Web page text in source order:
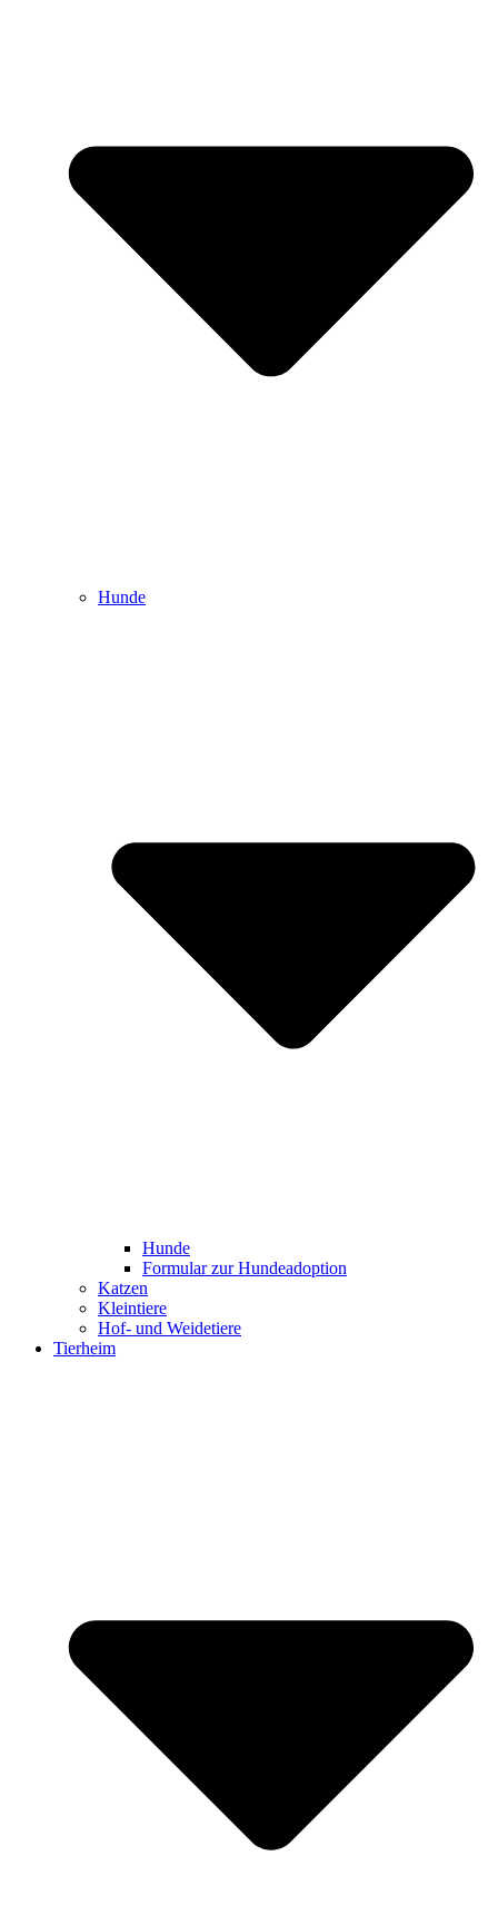
Hunde
Hunde
Formular zur Hundeadoption
Katzen
Kleintiere
Hof- und Weidetiere
Tierheim